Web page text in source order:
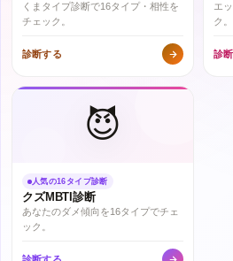
くまタイプ診断で16タイプ・相性を
チェック。
診断する
エ
ク。
診
😈
人気の16タイプ診断
クズMBTI診断
あなたのダメ傾向を16タイプでチェ
ック。